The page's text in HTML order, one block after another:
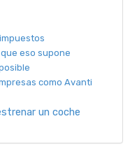
eso supone
como Avanti
un coche